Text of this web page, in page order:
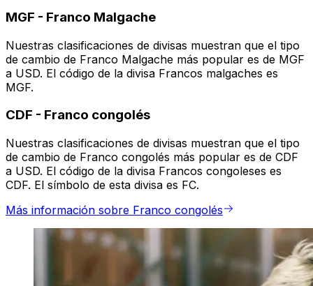
MGF - Franco Malgache
Nuestras clasificaciones de divisas muestran que el tipo
de cambio de Franco Malgache más popular es de MGF
a USD. El código de la divisa Francos malgaches es
MGF.
CDF - Franco congolés
Nuestras clasificaciones de divisas muestran que el tipo
de cambio de Franco congolés más popular es de CDF
a USD. El código de la divisa Francos congoleses es
CDF. El símbolo de esta divisa es FC.
Más información sobre Franco congolés